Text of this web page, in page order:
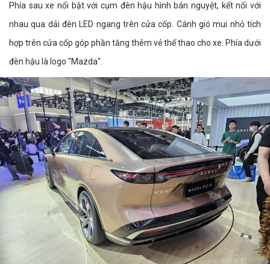
Phía sau xe nổi bật với cụm đèn hậu hình bán nguyệt, kết nối với
nhau qua dải đèn LED ngang trên cửa cốp. Cánh gió mui nhỏ tích
hợp trên cửa cốp góp phần tăng thêm vẻ thể thao cho xe. Phía dưới
đèn hậu là logo "Mazda".